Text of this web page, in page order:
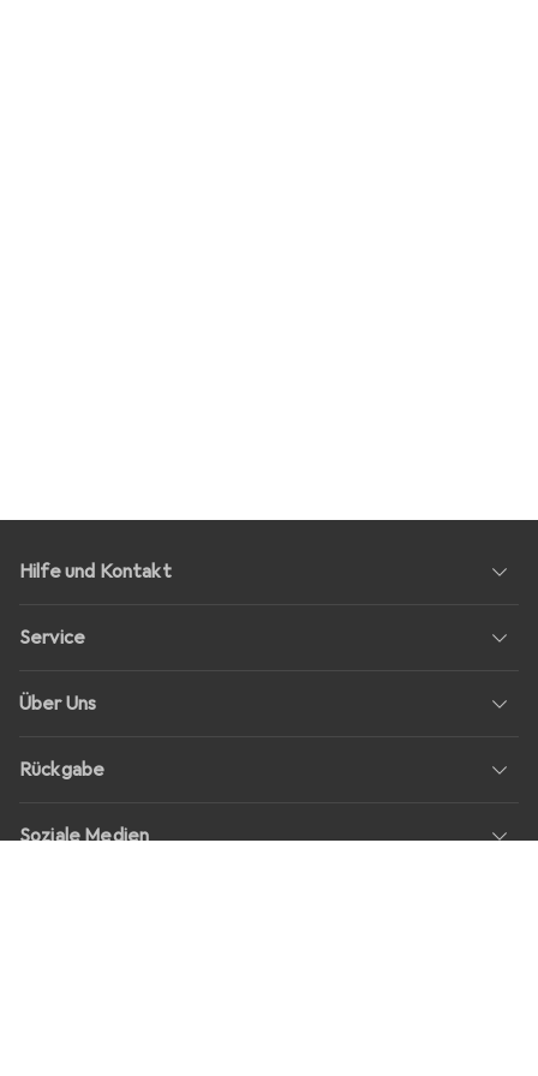
Hilfe und Kontakt
Service
Über Uns
Rückgabe
Soziale Medien